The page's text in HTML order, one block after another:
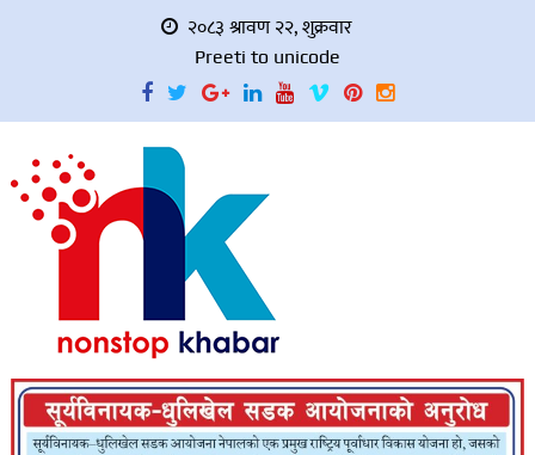
२०८३ श्रावण २२, शुक्रवार
Preeti to unicode